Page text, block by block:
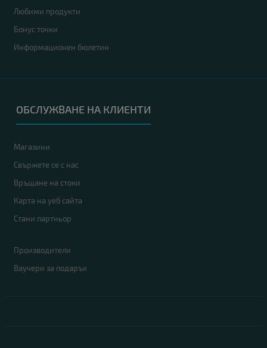
Любими продукти
Бонус точки
Информационен бюлетин
ОБСЛУЖВАНЕ НА КЛИЕНТИ
Магазини
Свържете се с нас
Връщане на стоки
Карта на уеб сайта
Стани партньор
Производители
Ваучери за подарък